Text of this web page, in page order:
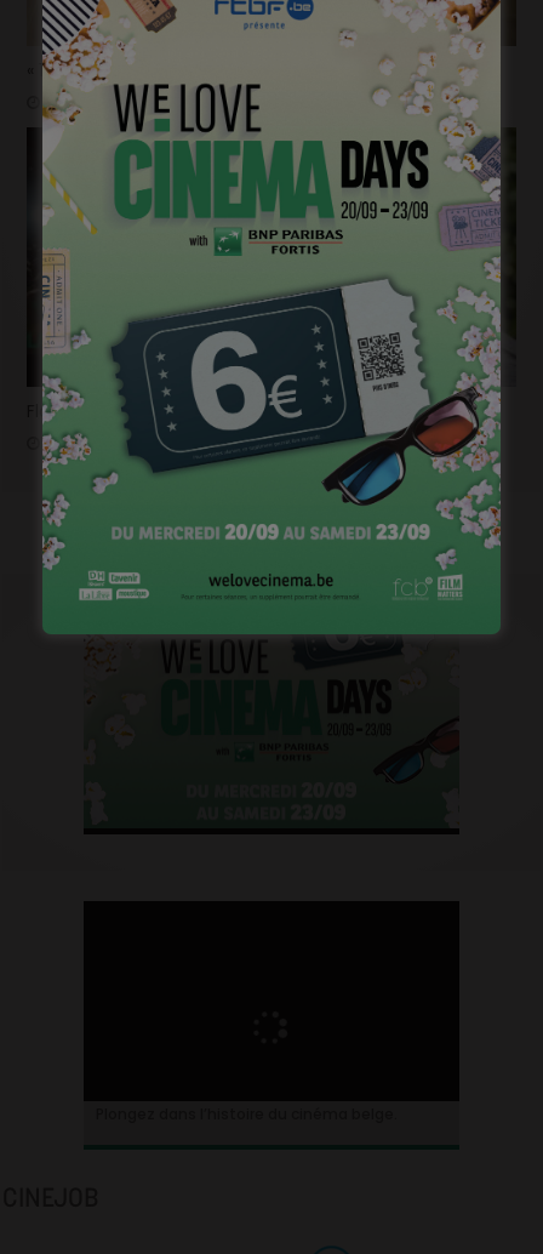
« 1985 »: 5mn avec Tijmen Govaerts
janvier 19, 2023
Flashback 2022/ Flashforward 2023: Raphaël Balboni
janvier 6, 2023